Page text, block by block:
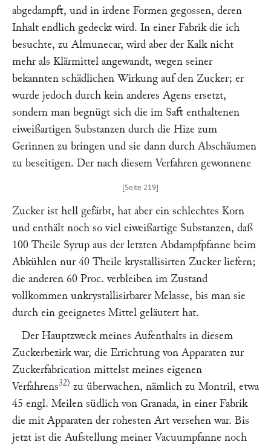
abgedampft, und in irdene Formen gegossen, deren
Inhalt endlich gedeckt wird. In einer Fabrik die ich
besuchte, zu Almunecar, wird aber der Kalk nicht
mehr als Klärmittel angewandt, wegen seiner
bekannten schädlichen Wirkung auf den Zucker; er
wurde jedoch durch kein anderes Agens ersetzt,
sondern man begnügt sich die im Saft enthaltenen
eiweißartigen Substanzen durch die Hize zum
Gerinnen zu bringen und sie dann durch Abschäumen
zu beseitigen. Der nach diesem Verfahren gewonnene
Zucker ist hell gefärbt, hat aber ein schlechtes Korn
und enthält noch so viel eiweißartige Substanzen, daß
100 Theile Syrup aus der letzten Abdampfpfanne beim
Abkühlen nur 40 Theile krystallisirten Zucker liefern;
die anderen 60 Proc. verbleiben im Zustand
vollkommen unkrystallisirbarer Melasse, bis man sie
durch ein geeignetes Mittel geläutert hat.
Der Hauptzweck meines Aufenthalts in diesem
Zuckerbezirk war, die Errichtung von Apparaten zur
Zuckerfabrication mittelst meines eigenen
Verfahrens32) zu überwachen, nämlich zu Montril, etwa
45 engl. Meilen südlich von Granada, in einer Fabrik
die mit Apparaten der rohesten Art versehen war. Bis
jetzt ist die Aufstellung meiner Vacuumpfanne noch